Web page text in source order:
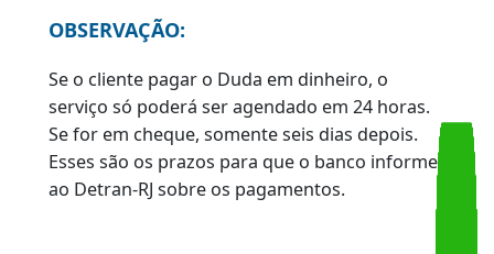
categorias "C", "D" ou "E");
Não existe mais a necessidade de fazer prova
de atualização.
OBSERVAÇÃO:
Caso o requerente possua processo anterior e